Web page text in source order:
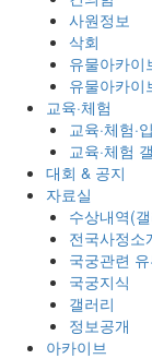
사원정보
삭회
유물아카이
유물아카이
교육·체험
교육·체험·
교육·체험
대회 & 공지
자료실
수상내역(
전국사정소
국궁관련
국궁지식
갤러리
정보공개
아카이브